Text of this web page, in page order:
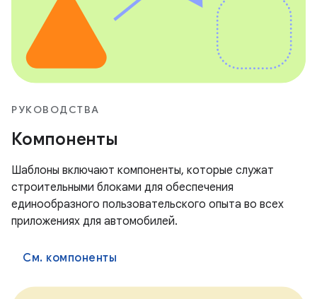
РУКОВОДСТВА
Компоненты
Шаблоны включают компоненты, которые служат
строительными блоками для обеспечения
единообразного пользовательского опыта во всех
приложениях для автомобилей.
См. компоненты